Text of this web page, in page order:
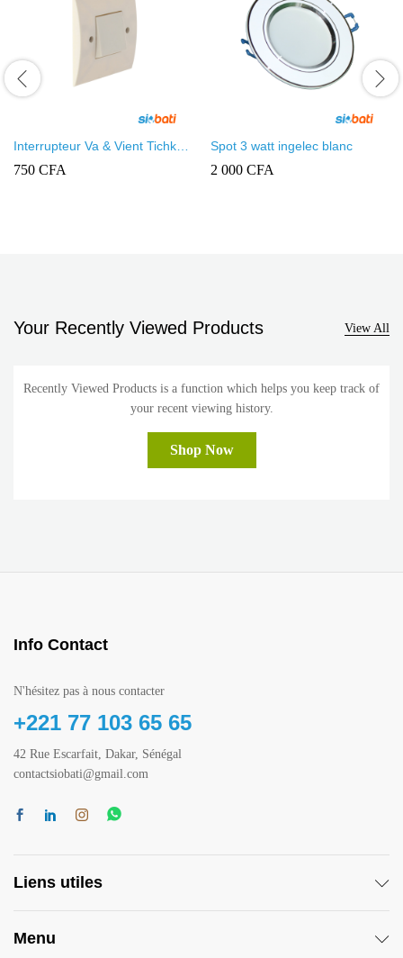
Interrupteur Va & Vient Tichka
2 Ivoire Ingelec Ref 5221/20
750 CFA
Spot 3 watt ingelec blanc
2 000 CFA
Your Recently Viewed Products View All
Recently Viewed Products is a function which helps you keep track of
your recent viewing history.
Shop Now
Info Contact
N'hésitez pas à nous contacter
+221 77 103 65 65
42 Rue Escarfait, Dakar, Sénégal
contactsiobati@gmail.com
Liens utiles
Menu